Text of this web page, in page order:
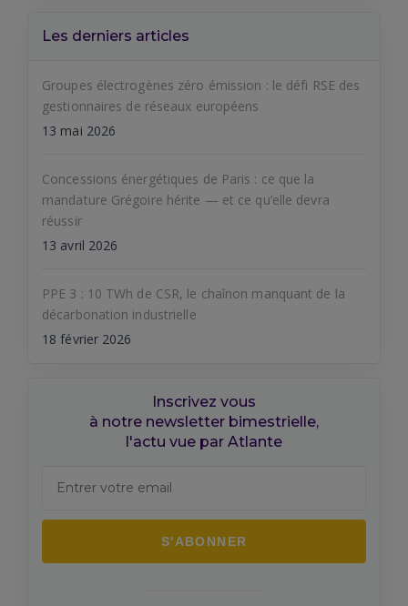
Les derniers articles
Groupes électrogènes zéro émission : le défi RSE des
gestionnaires de réseaux européens
13 mai 2026
Concessions énergétiques de Paris : ce que la
mandature Grégoire hérite — et ce qu’elle devra
réussir
13 avril 2026
PPE 3 : 10 TWh de CSR, le chaînon manquant de la
décarbonation industrielle
18 février 2026
Inscrivez vous
à notre newsletter bimestrielle,
l'actu vue par Atlante